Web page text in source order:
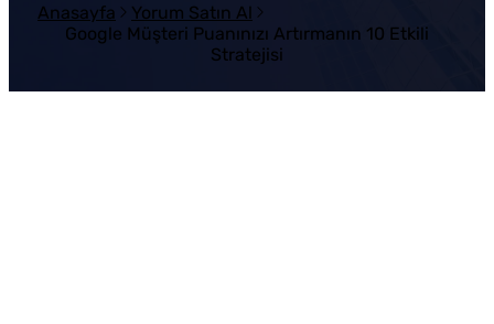
Anasayfa
Yorum Satın Al
Google Müşteri Puanınızı Artırmanın 10 Etkili
Stratejisi